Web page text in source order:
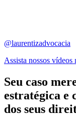
@laurentizadvocacia
Assista nossos vídeos
Seu caso
estratégica e
dos seus